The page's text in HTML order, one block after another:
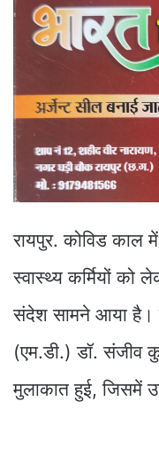
रायपुर. कोविड काल
स्वास्थ्य कर्मियों
संदेश सामने आया है।
(एम.डी.) डॉ. संजीव
मुलाकात हुई, जिसमें